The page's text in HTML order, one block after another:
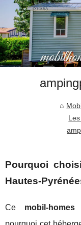
Pourquoi
Hautes-
Ce mobil-